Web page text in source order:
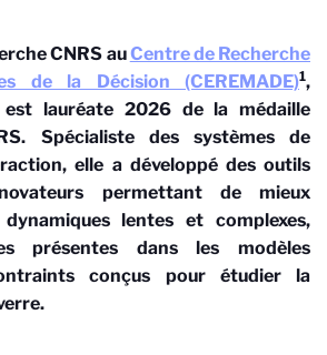
CNRS auCentre de Recherche
de la Décision (CEREMADE)1,
est lauréate 2026 de la médaille
Spécialiste des systèmes de
elle a développé des outils
permettant de mieux
lentes et complexes,
présentes dans les modèles
conçus pour étudier la